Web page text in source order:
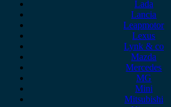
Lada
Lancia
Leapmotor
Lexus
Lynk & co
Mazda
Mercedes
MG
Mini
Mitsubishi